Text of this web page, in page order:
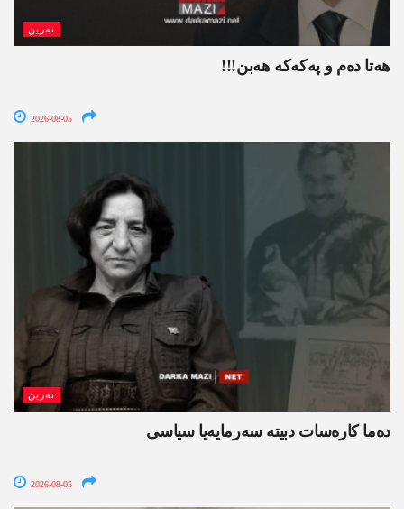
نەرین
ھەتا دەم و پەکەکە ھەبن!!!
2026-08-05
نەرین
ده‌ما کاره‌سات دبیتە سه‌رمایه‌یا سیاسی
2026-08-05